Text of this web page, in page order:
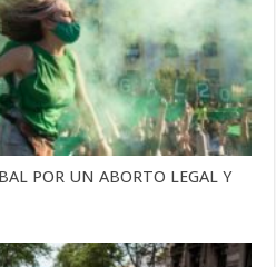
POR UN ABORTO LEGAL Y